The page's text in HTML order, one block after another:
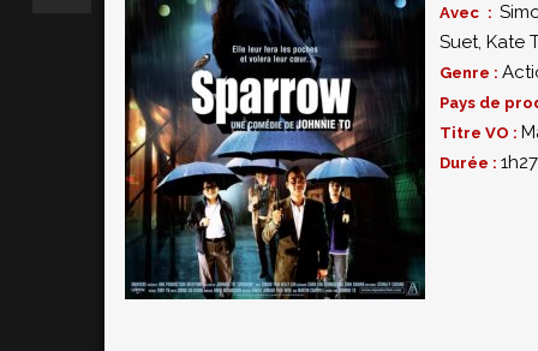
Avec :
Suet, Kate
Genre :
Pays de
Titre VO :
Durée : 1h27